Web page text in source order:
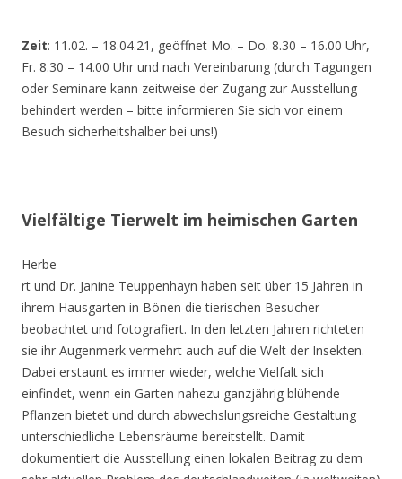
Zeit: 11.02. – 18.04.21, geöffnet Mo. – Do. 8.30 – 16.00 Uhr,
Fr. 8.30 – 14.00 Uhr und nach Vereinbarung (durch Tagungen
oder Seminare kann zeitweise der Zugang zur Ausstellung
behindert werden – bitte informieren Sie sich vor einem
Besuch sicherheitshalber bei uns!)
Vielfältige Tierwelt im heimischen Garten
Herbe
rt und Dr. Janine Teuppenhayn haben seit über 15 Jahren in
ihrem Hausgarten in Bönen die tierischen Besucher
beobachtet und fotografiert. In den letzten Jahren richteten
sie ihr Augenmerk vermehrt auch auf die Welt der Insekten.
Dabei erstaunt es immer wieder, welche Vielfalt sich
einfindet, wenn ein Garten nahezu ganzjährig blühende
Pflanzen bietet und durch abwechslungsreiche Gestaltung
unterschiedliche Lebensräume bereitstellt. Damit
dokumentiert die Ausstellung einen lokalen Beitrag zu dem